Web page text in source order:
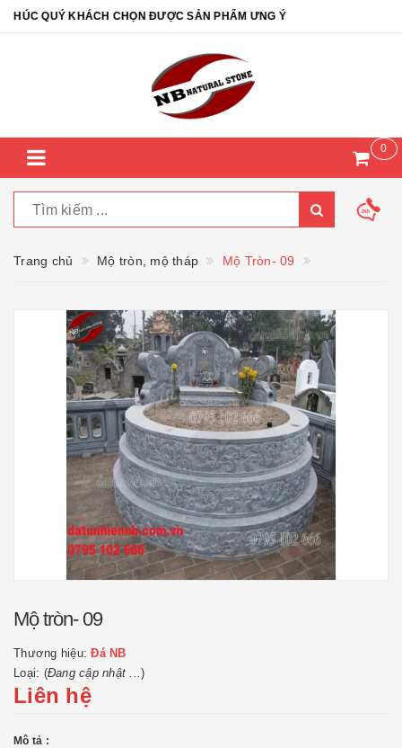
QUÝ KHÁCH CHỌN ĐƯỢC SẢN PHẨM ƯNG Ý
0
Trang chủ Mộ tròn, mộ tháp Mộ Tròn- 09
Mộ tròn- 09
Thương hiệu:Đá NB
Loại: (Đang cập nhật ...)
Liên hệ
Mô tả :